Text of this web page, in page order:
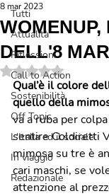
Tutti
Attualità
Riflessioni
Call to Action
Sostenibilità
Off Topic
L'Italia ed il sociale
In viaggio
Redazionale
DELL'8
8 mar 2023
Valutazione NaN
Qual’è il colore
quello della
va a ruba per
sentire Coldiretti
mimosa su tre è
cari maschi, se
attenzione al